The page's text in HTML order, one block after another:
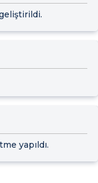
yapıldı.